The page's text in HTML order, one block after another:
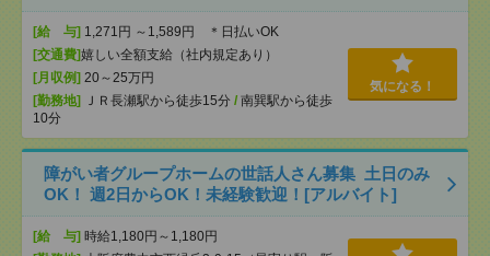
[給 与] 1,271円 ～1,589円 ＊日払いOK
[交通費]嬉しい全額支給（社内規定あり）
[月収例] 20～25万円
[勤務地]
ＪＲ長瀬駅から徒歩15分 / 南巽駅から徒歩
10分
気になる！
障がい者グループホームの世話人さん募集 土日のみ
OK！ 週2日からOK！未経験歓迎！[アルバイト]
[給 与] 時給1,180円～1,180円